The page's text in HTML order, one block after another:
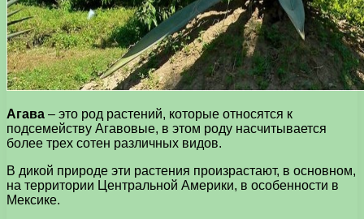
Агава – это род растений, которые относятся к
подсемейству Агавовые, в этом роду насчитывается
более трех сотен различных видов.
В дикой природе эти растения произрастают, в основном,
на территории Центральной Америки, в особенности в
Мексике.